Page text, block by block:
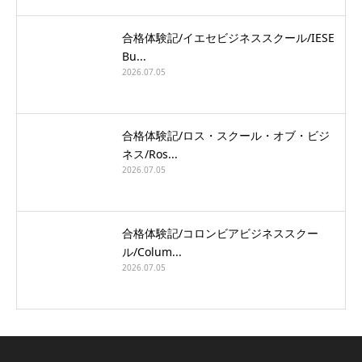
合格体験記/イエセビジネススクール/IESE
Bu...
2026.07.05
合格体験記/ロス・スクール・オブ・ビジ
ネス/Ros...
2026.07.05
合格体験記/コロンビアビジネススクー
ル/Colum...
2026.07.05